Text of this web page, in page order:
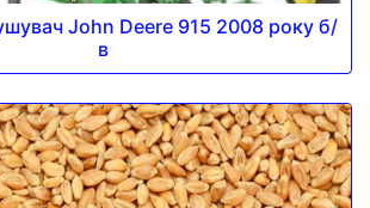
John Deere 915 2008 року б/
в